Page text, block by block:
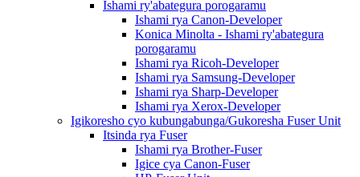
Ishami ry'abategura porogaramu
Ishami rya Canon-Developer
Konica Minolta - Ishami ry'abategura
porogaramu
Ishami rya Ricoh-Developer
Ishami rya Samsung-Developer
Ishami rya Sharp-Developer
Ishami rya Xerox-Developer
Igikoresho cyo kubungabunga/Gukoresha Fuser Unit
Itsinda rya Fuser
Ishami rya Brother-Fuser
Igice cya Canon-Fuser